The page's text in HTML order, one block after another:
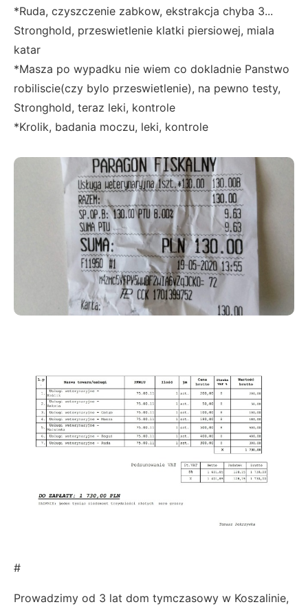
*Ruda, czyszczenie zabkow, ekstrakcja chyba 3...
Stronghold, przeswietlenie klatki piersiowej, miala
katar
*Masza po wypadku nie wiem co dokladnie Panstwo
robiliscie(czy bylo przeswietlenie), na pewno testy,
Stronghold, teraz leki, kontrole
*Krolik, badania moczu, leki, kontrole
#
Prowadzimy od 3 lat dom tymczasowy w Koszalinie,